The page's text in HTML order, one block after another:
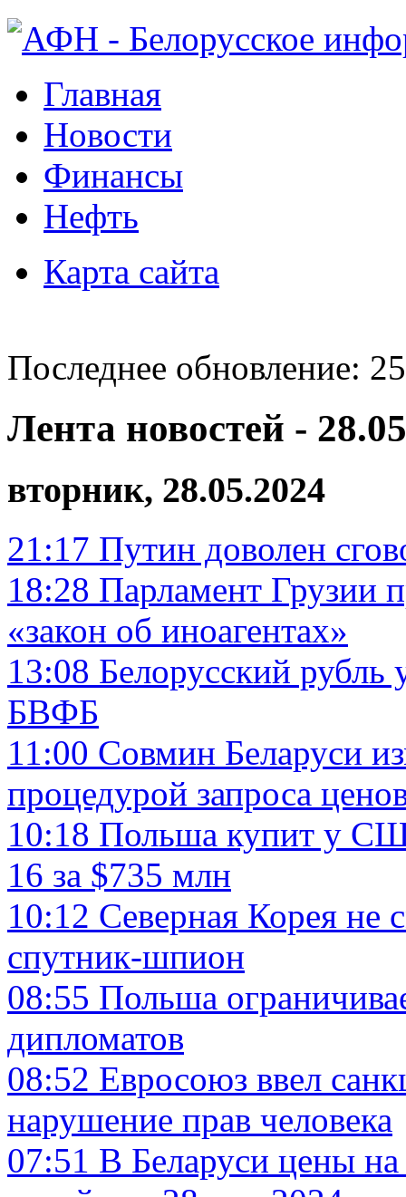
Главная
Новости
Финансы
Нефть
Карта сайта
Последнее обновление:
Лента новостей -
вторник, 28.05.2024
21:17 Путин доволен
18:28 Парламент Грузии
«закон об иноагентах»
13:08 Белорусский рубль
БВФБ
11:00 Совмин Беларуси
процедурой запроса
10:18 Польша купит у
16 за $735 млн
10:12 Северная Корея не
спутник-шпион
08:55 Польша
дипломатов
08:52 Евросоюз ввел
нарушение прав человека
07:51 В Беларуси цены